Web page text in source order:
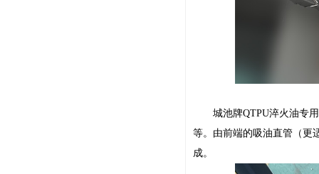
城池牌QTPU淬火油专用
等。由前端的吸油直管（更
成。